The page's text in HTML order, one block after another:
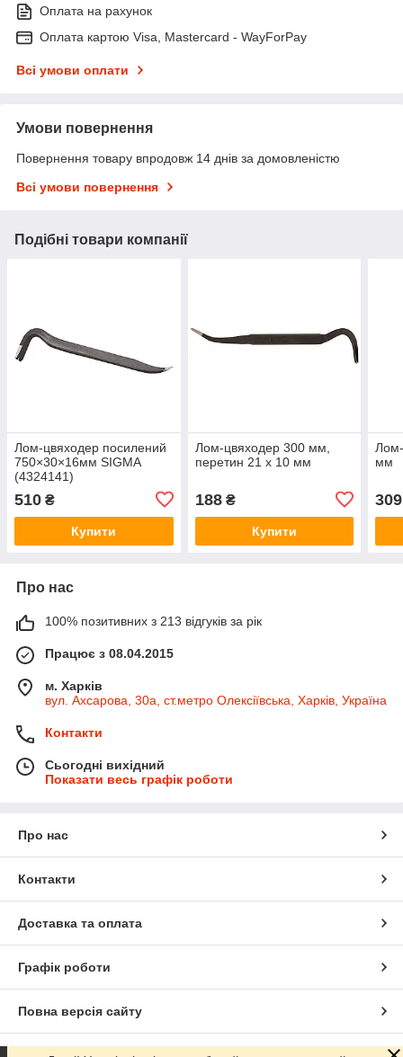
Оплата на рахунок
Оплата картою Visa, Mastercard - WayForPay
Всі умови оплати
Умови повернення
Повернення товару впродовж 14 днів за домовленістю
Всі умови повернення
Подібні товари компанії
Лом-цвяходер посилений
750×30×16мм SIGMA
(4324141)
510 ₴
Купити
Лом-цвяходер 300 мм,
перетин 21 х 10 мм
188₴
Купити
мм
309
Про нас
100% позитивних з 213 відгуків за рік
Працює з 08.04.2015
м. Харків
вул. Ахсарова, 30а, ст.метро Олексіївська, Харків, Україна
Контакти
Сьогодні вихідний
Показати весь графік роботи
Про нас
Контакти
Доставка та оплата
Графік роботи
Повна версія сайту